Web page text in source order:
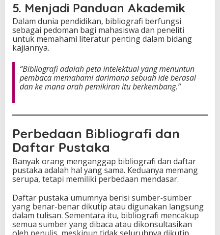
5. Menjadi Panduan Akademik
Dalam dunia pendidikan, bibliografi berfungsi
sebagai pedoman bagi mahasiswa dan peneliti
untuk memahami literatur penting dalam bidang
kajiannya.
“Bibliografi adalah peta intelektual yang menuntun
pembaca memahami darimana sebuah ide berasal
dan ke mana arah pemikiran itu berkembang.”
Perbedaan Bibliografi dan
Daftar Pustaka
Banyak orang menganggap bibliografi dan daftar
pustaka adalah hal yang sama. Keduanya memang
serupa, tetapi memiliki perbedaan mendasar.
Daftar pustaka umumnya berisi sumber-sumber
yang benar-benar dikutip atau digunakan langsung
dalam tulisan. Sementara itu, bibliografi mencakup
semua sumber yang dibaca atau dikonsultasikan